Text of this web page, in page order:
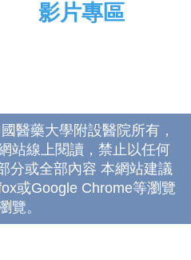
影片專區
醫藥大學附設醫院所有，
站線上閱讀，禁止以任何
分或全部內容 本網站建議
或Google Chrome等瀏覽
覽。